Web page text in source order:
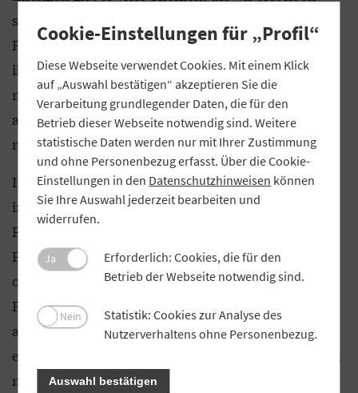
strukturieren müssen, aber ich sehe großes
Potenzial.“ Zwar betreibe die Bank auf den Dächern
ihrer Filialen bereits mehrere Photovoltaik-Anlagen
mit einer Gesamtleistung von 100 Kilowatt, aber
auch hier sei das Ende der Fahnenstange noch
nicht erreicht.
In einigen Bereichen sei auch noch ein Umdenken
in der Bank nötig, zum Beispiel bei der E-Mobilität.
Frischmann kann sich aber vorstellen, als nächsten
Firmenwagen ein E-Auto zu bestellen. Schon heute
ordert die Bank nur noch chlorfrei gebleichtes
Papier. Das koste zwar ein paar Cent mehr, schütze
aber die Umwelt. „Es gibt viele Beispiele, wo wir
einen Beitrag zur Nachhaltigkeit leisten können. Da
müssen wir jetzt unseren Weg finden“, sagt der
Cookie-Einstellungen für „Profil“
Diese Webseite verwendet Cookies. Mit einem Klick
auf „Auswahl bestätigen“ akzeptieren Sie die
Verarbeitung grundlegender Daten, die für den
Betrieb dieser Webseite notwendig sind. Weitere
statistische Daten werden nur mit Ihrer Zustimmung
und ohne Personenbezug erfasst. Über die Cookie-
Einstellungen in den Datenschutzhinweisen können
Sie Ihre Auswahl jederzeit bearbeiten und
widerrufen.
Ja
Erforderlich: Cookies, die für den
Betrieb der Webseite notwendig sind.
Nein
Statistik: Cookies zur Analyse des
Nutzerverhaltens ohne Personenbezug.
Auswahl bestätigen